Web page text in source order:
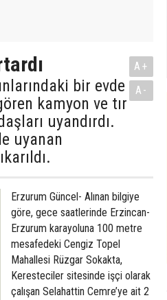
bir evde
kamyon ve tır
uyandırdı.
uyanan
A+
A-
Erzurum Güncel- Alınan bilgiye
göre, gece saatlerinde Erzincan-
Erzurum karayoluna 100 metre
mesafedeki Cengiz Topel
Mahallesi Rüzgar Sokakta,
Keresteciler sitesinde işçi olarak
çalışan Selahattin Cemre’ye ait 2